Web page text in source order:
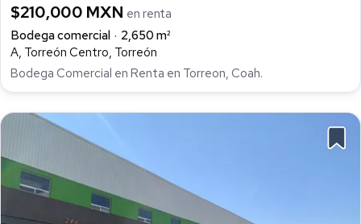
$210,000 MXN en renta
Bodega comercial
2,650 m²
A, Torreón Centro, Torreón
Bodega Comercial en Renta en Torreon, Coah.